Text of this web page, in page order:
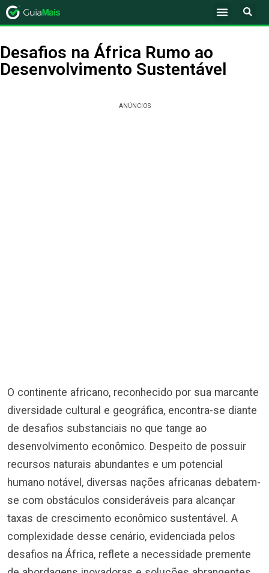
Desafios na África Rumo ao
Desenvolvimento Sustentável
ANÚNCIOS
O continente africano, reconhecido por sua marcante
diversidade cultural e geográfica, encontra-se diante
de desafios substanciais no que tange ao
desenvolvimento econômico. Despeito de possuir
recursos naturais abundantes e um potencial
humano notável, diversas nações africanas debatem-
se com obstáculos consideráveis para alcançar
taxas de crescimento econômico sustentável. A
complexidade desse cenário, evidenciada pelos
desafios na África, reflete a necessidade premente